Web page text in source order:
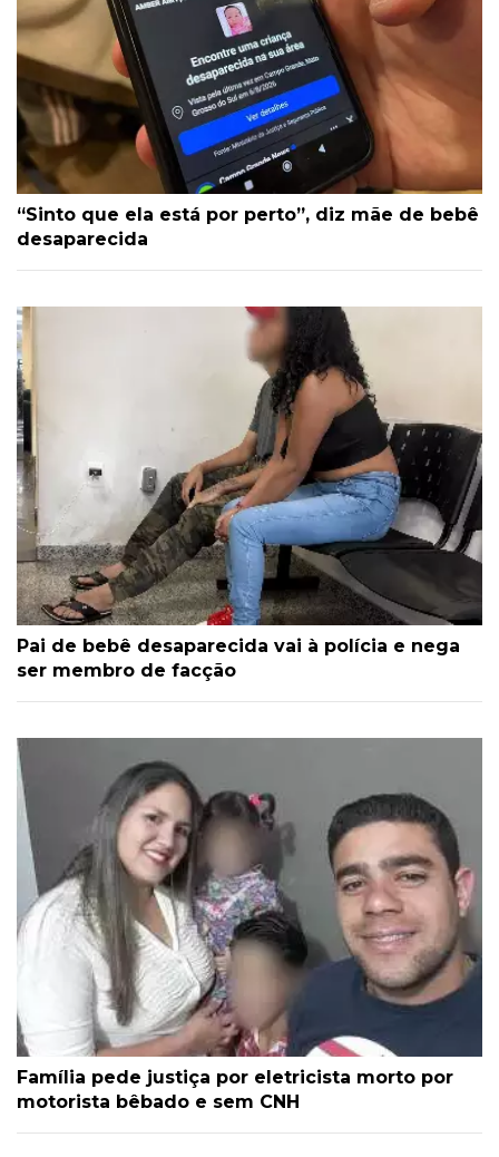
“Sinto que ela está por perto”, diz mãe de bebê
desaparecida
Pai de bebê desaparecida vai à polícia e nega
ser membro de facção
Família pede justiça por eletricista morto por
motorista bêbado e sem CNH